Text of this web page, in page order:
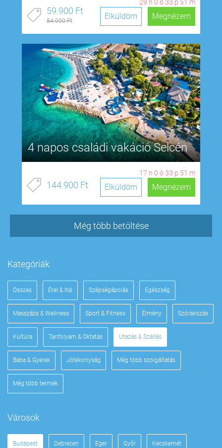
29 n 0 ó33 p 50 m
59.900 Ft
84.000 Ft Megnézem
Elküldöm
4 napos családi vakáció Selcén
17 n 0 ó33 p 50 m
144.900 Ft Megnézem
Elküldöm
Még több betöltése
Kategóriák
Összes Étel & Ital Szépségápolás Egészség
Masszázs & Wellness Sport & Fitness Élmény Szórakozás
Kultúra Tanfolyam & Oktatás Utazás & Szállás
Baba & Gyerek Jótékonyság Még több szolgáltatás
Még több termék
Városok
Budapest Debrecen Eger Győr Kecskemét